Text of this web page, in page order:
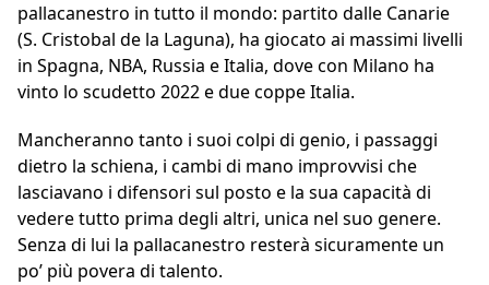
pallacanestro in tutto il mondo: partito dalle Canarie
(S. Cristobal de la Laguna), ha giocato ai massimi livelli
in Spagna, NBA, Russia e Italia, dove con Milano ha
vinto lo scudetto 2022 e due coppe Italia.
Mancheranno tanto i suoi colpi di genio, i passaggi
dietro la schiena, i cambi di mano improvvisi che
lasciavano i difensori sul posto e la sua capacità di
vedere tutto prima degli altri, unica nel suo genere.
Senza di lui la pallacanestro resterà sicuramente un
po’ più povera di talento.